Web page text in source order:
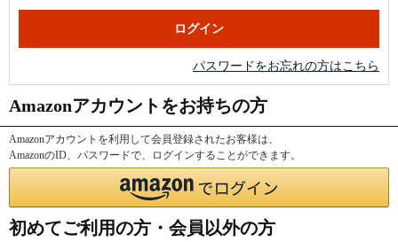
パスワードをお忘れの方はこちら
Amazonアカウントをお持ちの方
Amazonアカウントを利用して会員登録されたお客様は、
AmazonのID、パスワードで、ログインすることができます。
初めてご利用の方・会員以外の方